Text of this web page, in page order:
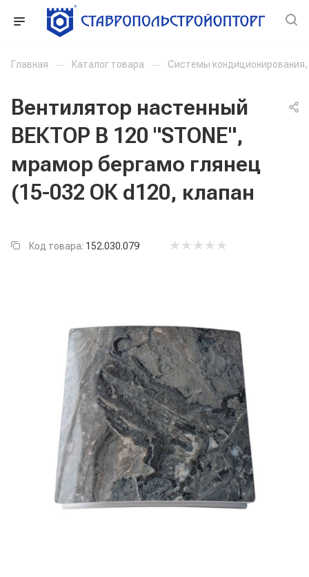
Главная — Каталог товара — Системы
Вентилятор настенный
ВЕКТОР В 120 "STONE",
мрамор бергамо глянец
(15-032 ОК d120, клапан
Код товара: 152.030.079